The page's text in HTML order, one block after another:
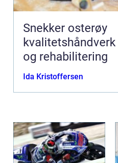
Snekker osterøy
og rehabilitering
Ida Kristoffersen